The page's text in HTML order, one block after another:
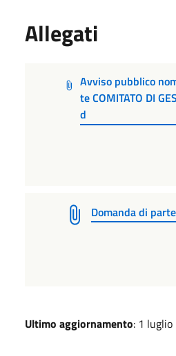
Allegati
Avviso pubblico
te COMITATO DI
d
Domanda di
Ultimo aggiornamento: 1